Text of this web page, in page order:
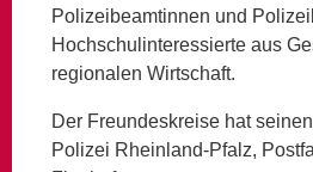
Polizeibeamtinnen und
Hochschulinteressierte aus
regionalen Wirtschaft.
Der Freundeskreise hat
Polizei Rheinland-Pfalz,